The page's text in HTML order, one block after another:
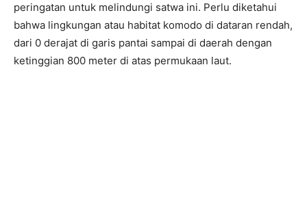
peringatan untuk melindungi satwa ini. Perlu diketahui
bahwa lingkungan atau habitat komodo di dataran rendah,
dari 0 derajat di garis pantai sampai di daerah dengan
ketinggian 800 meter di atas permukaan laut.